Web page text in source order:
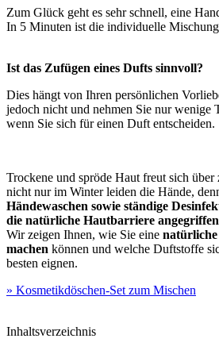
Zum Glück geht es sehr schnell, eine
In 5 Minuten ist die individuelle
Ist das Zufügen eines Dufts sinnvoll?
Dies hängt von Ihren persönlichen
jedoch nicht und nehmen Sie nur wenige
wenn Sie sich für einen Duft entscheiden.
Trockene und spröde Haut freut sich
nicht nur im Winter leiden die Hände,
Händewaschen sowie ständige
die natürliche Hautbarriere
Wir zeigen Ihnen, wie Sie eine natürliche
machen können und welche Duftstoffe
besten eignen.
» Kosmetikdöschen-Set zum Mischen
Inhaltsverzeichnis